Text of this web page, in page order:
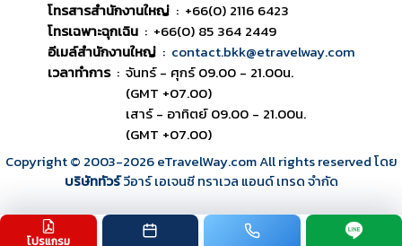
โปรแกรม
โทรสารสำนักงานใหญ่ : +66(0) 2116 6423
โทรเฉพาะฉุกเฉิน : +66(0) 85 364 2449
อีเมล์สำนักงานใหญ่ : contact.bkk@etravelway.com
เวลาทำการ : จันทร์ - ศุกร์ 09.00 - 21.00น.
(GMT +07.00)
เสาร์ - อาทิตย์ 09.00 - 21.00น.
(GMT +07.00)
Copyright © 2003-2026eTravelWay.com All rights reserved โดย
บริษัททัวร์วีอาร์ เอเจนซี ทราเวล แอนด์ เทรด จำกัด